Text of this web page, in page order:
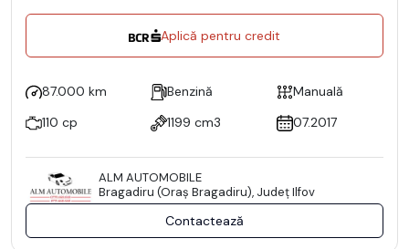
Aplică pentru credit
87.000 km Benzină
Manuală
110 cp
1199 cm3 07.2017
ALM AUTOMOBILE
Bragadiru (Oraş Bragadiru), Județ Ilfov
Contactează